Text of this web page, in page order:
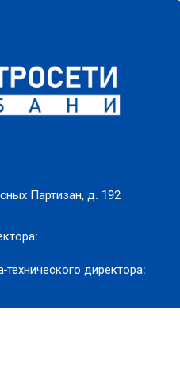
Партизан, д. 192
директора: